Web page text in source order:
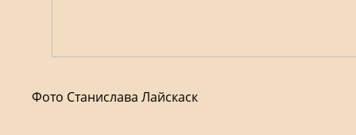
Фото Станислава Лайскаск